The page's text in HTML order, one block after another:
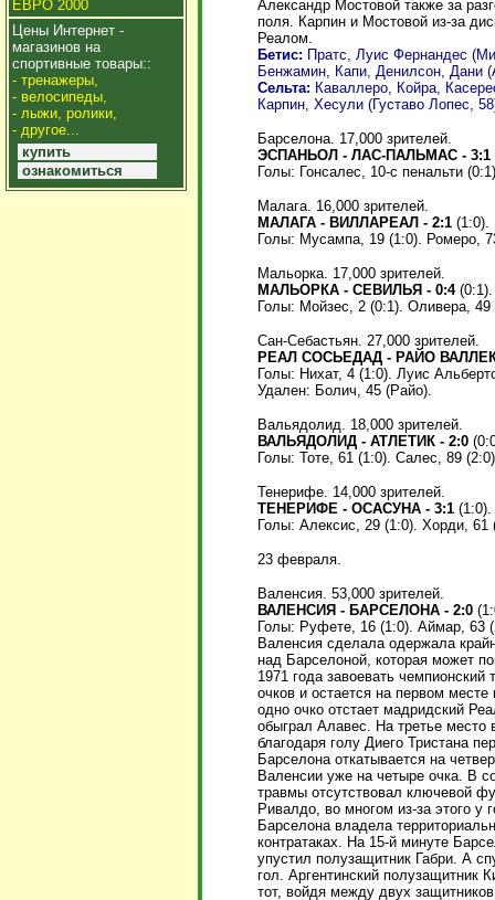
ЕВРО 2000
Цены Интернет -
магазинов на
спортивные товары::
- тренажеры,
- велосипеды,
- лыжи, ролики,
- другое...
купить
ознакомиться
Александр Мостовой также за
поля. Карпин и Мостовой из-за
Реалом.
Бетис: Пратс, Луис Фернандес
Бенжамин, Капи, Денилсон, Дани
Сельта: Каваллеро, Койра,
Карпин, Хесули (Густаво Лопес,
Барселона. 17,000 зрителей.
ЭСПАНЬОЛ - ЛАС-ПАЛЬМАС - 3:1
Голы: Гонсалес, 10-с пенальти
Малага. 16,000 зрителей.
МАЛАГА - ВИЛЛАРЕАЛ - 2:1 (1:0).
Голы: Мусампа, 19 (1:0). Ромеро,
Мальорка. 17,000 зрителей.
МАЛЬОРКА - СЕВИЛЬЯ - 0:4(0:1).
Голы: Мойзес, 2 (0:1). Оливера,
Сан-Себастьян. 27,000 зрителей.
РЕАЛ СОСЬЕДАД - РАЙО
Голы: Нихат, 4 (1:0). Луис
Удален: Болич, 45 (Райо).
Вальядолид. 18,000 зрителей.
ВАЛЬЯДОЛИД - АТЛЕТИК - 2:0
Голы: Тоте, 61 (1:0). Салес, 89
Тенерифе. 14,000 зрителей.
ТЕНЕРИФЕ - ОСАСУНА - 3:1 (1:0).
Голы: Алексис, 29 (1:0). Хорди, 61
23 февраля.
Валенсия. 53,000 зрителей.
ВАЛЕНСИЯ - БАРСЕЛОНА - 2:0
Голы: Руфете, 16 (1:0). Аймар, 63
Валенсия сделала одержала
над Барселоной, которая может
1971 года завоевать
очков и остается на первом
одно очко отстает мадридский
обыграл Алавес. На третье место
благодаря голу Диего Тристана
Барселона откатывается на
Валенсии уже на четыре очка. В
травмы отсутствовал ключевой
Ривалдо, во многом из-за этого у
Барселона владела
контратаках. На 15-й минуте
упустил полузащитник Габри. А
гол. Аргентинский полузащитник
тот, войдя между двух